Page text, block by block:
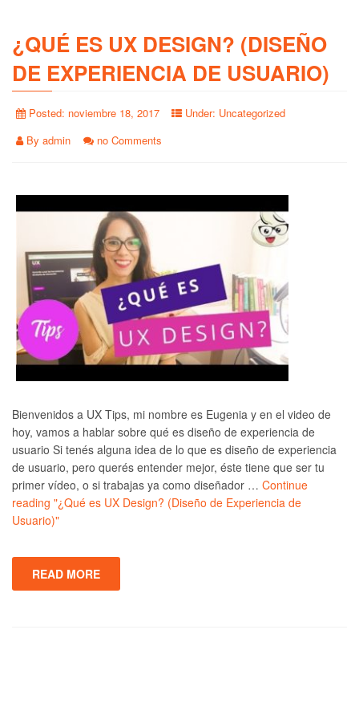
¿QUÉ ES UX DESIGN? (DISEÑO
DE EXPERIENCIA DE USUARIO)
Posted: noviembre 18, 2017 Under: Uncategorized
By admin no Comments
Bienvenidos a UX Tips, mi nombre es Eugenia y en el video de
hoy, vamos a hablar sobre qué es diseño de experiencia de
usuario Si tenés alguna idea de lo que es diseño de experiencia
de usuario, pero querés entender mejor, éste tiene que ser tu
primer vídeo, o si trabajas ya como diseñador … Continue
reading "¿Qué es UX Design? (Diseño de Experiencia de
Usuario)"
READ MORE